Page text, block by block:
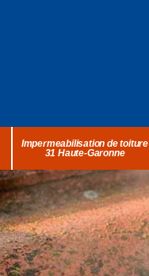
Impermeabilisation de toiture
31 Haute-Garonne